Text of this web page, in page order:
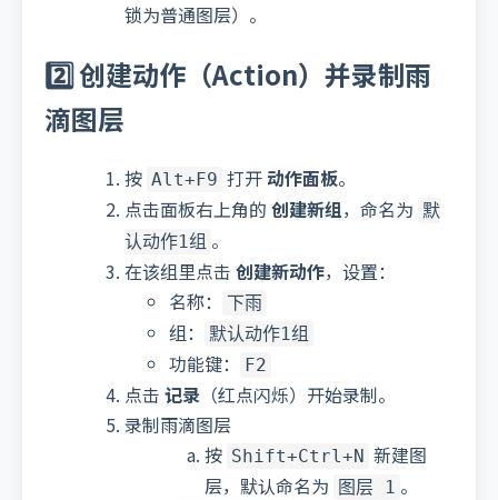
锁为普通图层）。
2️⃣ 创建动作（Action）并录制雨
滴图层
按 Alt+F9 打开 动作面板。
点击面板右上角的 创建新组，命名为 默
认动作1组 。
在该组里点击 创建新动作，设置：
名称：
下雨
组： 默认动作1组
功能键： F2
点击 记录 （红点闪烁）开始录制。
录制雨滴图层
按 Shift+Ctrl+N 新建图
层，默认命名为 图层 1 。